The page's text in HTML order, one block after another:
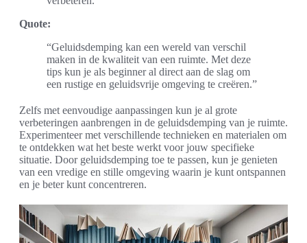
Quote:
“Geluidsdemping kan een wereld van verschil
maken in de kwaliteit van een ruimte. Met deze
tips kun je als beginner al direct aan de slag om
een rustige en geluidsvrije omgeving te creëren.”
Zelfs met eenvoudige aanpassingen kun je al grote
verbeteringen aanbrengen in de geluidsdemping van je ruimte.
Experimenteer met verschillende technieken en materialen om
te ontdekken wat het beste werkt voor jouw specifieke
situatie. Door geluidsdemping toe te passen, kun je genieten
van een vredige en stille omgeving waarin je kunt ontspannen
en je beter kunt concentreren.